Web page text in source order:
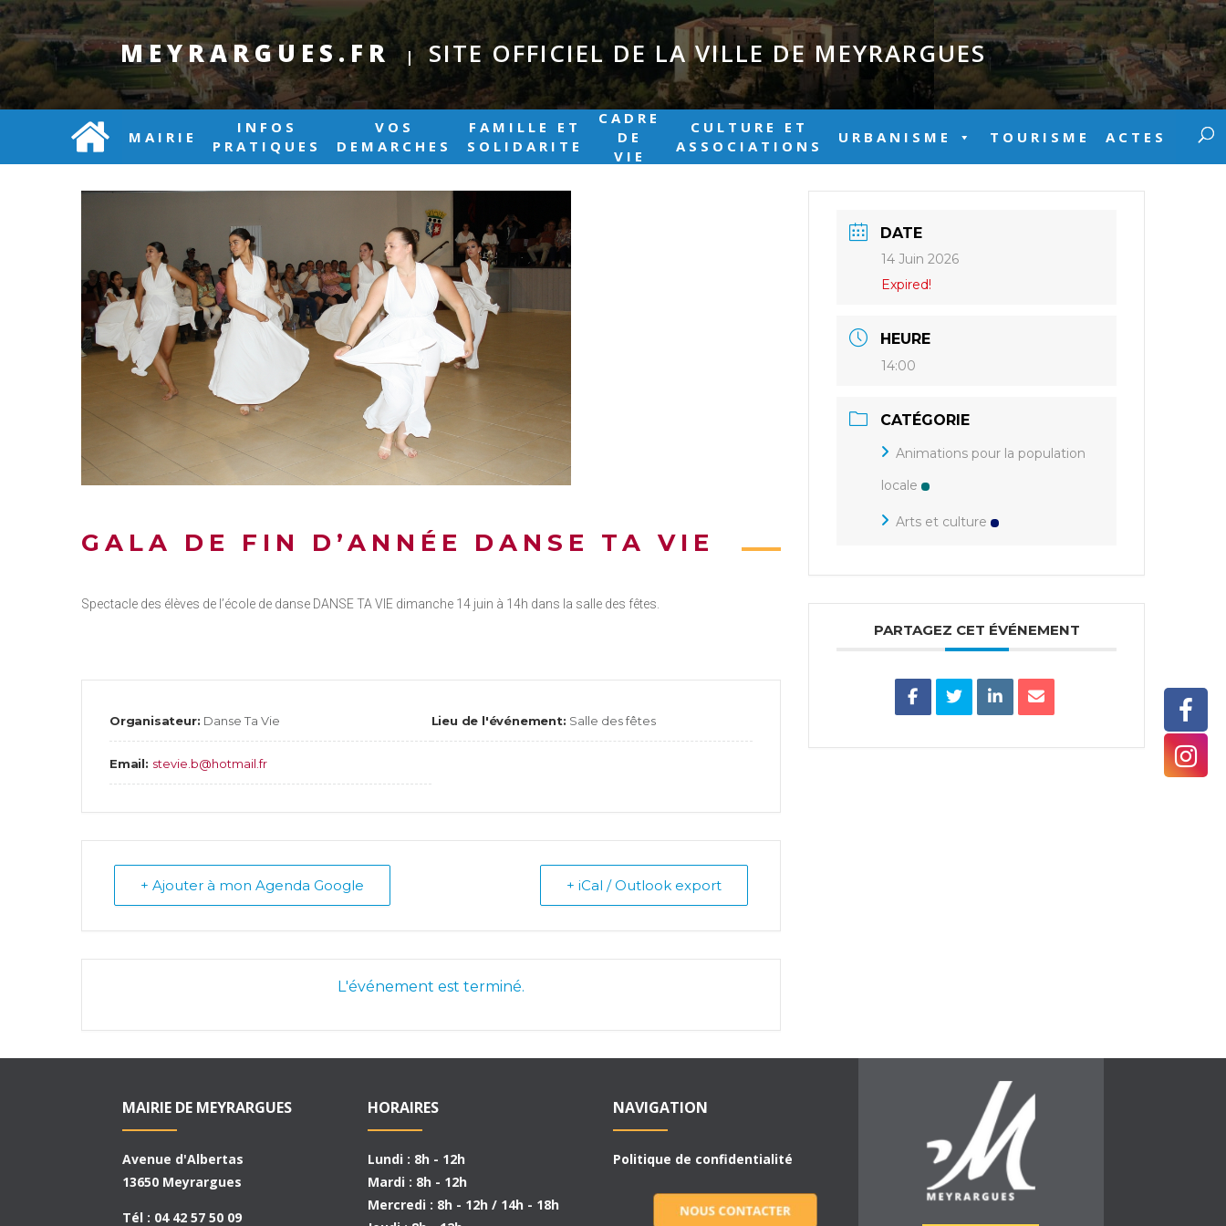
MEYRARGUES.FR | SITE OFFICIEL DE LA VILLE DE MEYRARGUES
MAIRIE
INFOS
PRATIQUES
VOS
DEMARCHES
FAMILLE ET
SOLIDARITE
CADRE
DE
VIE
CULTURE ET
ASSOCIATIONS
URBANISME TOURISME ACTES
GALA DE FIN D’ANNÉE DANSE TA VIE
Spectacle des élèves de l’école de danse DANSE TA VIE dimanche 14 juin à 14h dans la salle des fêtes.
Organisateur: Danse Ta Vie Lieu de l'événement: Salle des fêtes
Email: stevie.b@hotmail.fr
+ Ajouter à mon Agenda Google + iCal / Outlook export
L'événement est terminé.
DATE
14 Juin 2026
Expired!
HEURE
14:00
CATÉGORIE
Animations pour la population
locale
Arts et culture
PARTAGEZ CET ÉVÉNEMENT
MAIRIE DE MEYRARGUES
Avenue d'Albertas
13650 Meyrargues
Tél : 04 42 57 50 09
HORAIRES
Lundi : 8h - 12h
Mardi : 8h - 12h
Mercredi : 8h - 12h / 14h - 18h
NAVIGATION
Politique de confidentialité